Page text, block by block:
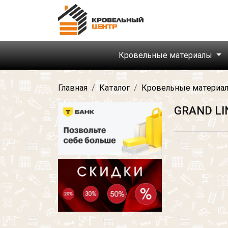
Кровельные материалы
Главная Каталог Кровельные
GRAND